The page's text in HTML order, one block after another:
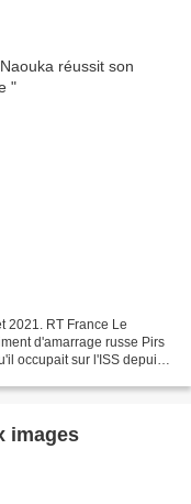
2021. RT France Le
d'amarrage russe Pirs
occupait sur l'ISS depuis
images